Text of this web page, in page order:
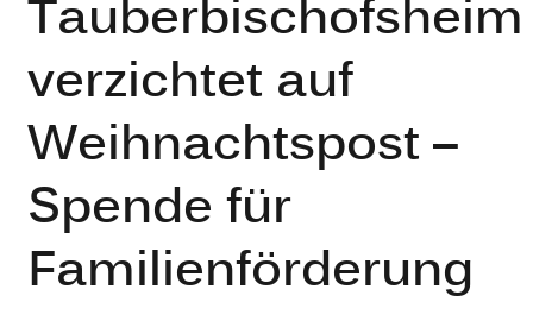
Tauberbischofsheim
verzichtet auf
Weihnachtspost –
Spende für
Familienförderung